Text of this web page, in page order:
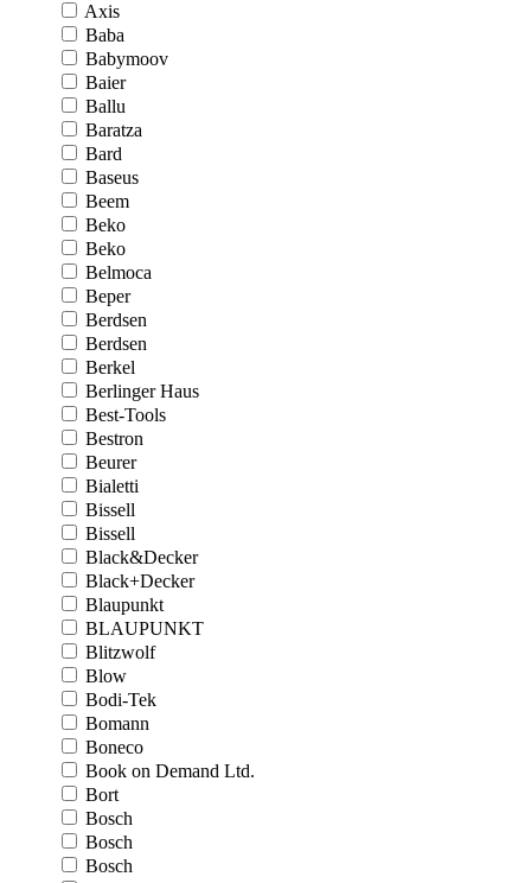
Axis
Baba
Babymoov
Baier
Ballu
Baratza
Bard
Baseus
Beem
Beko
Beko
Belmoca
Beper
Berdsen
Berdsen
Berkel
Berlinger Haus
Best-Tools
Bestron
Beurer
Bialetti
Bissell
Bissell
Black&Decker
Black+Decker
Blaupunkt
BLAUPUNKT
Blitzwolf
Blow
Bodi-Tek
Bomann
Boneco
Book on Demand Ltd.
Bort
Bosch
Bosch
Bosch